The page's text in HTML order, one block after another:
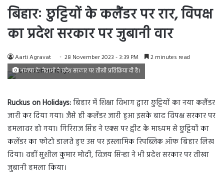
बिहारः छुट्टियों के कलैंडर पर रार, विपक्ष
का प्रदेश सरकार पर जुबानी वार
Aarti Agravat 28 November 2023 - 3:39 PM 2 minutes read
भाजपा के नेताओं ने प्रदेश सरकार पर तीखी प्रतिक्रिया दी है।
Ruckus on Holidays:बिहार में शिक्षा विभाग द्वारा छुट्टियों का नया कलैंडर
जारी कर दिया गया। जैसे ही कलेंडर जारी हुआ इसके बाद विपक्ष सरकार पर
हमलावर हो गया। गिरिराज सिंह ने एक्स पर ट्वीट के माध्यम से छुट्टियों का
कलेंडर का फोटो डालते हुए उस पर इस्लामिक रिपब्लिक ऑफ बिहार लिख
दिया। वहीं सुशील कुमार मोदी, विजय सिन्हा ने भी प्रदेश सरकार पर तीखा
जुबानी हमला किया।